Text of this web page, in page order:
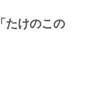
たけのこの